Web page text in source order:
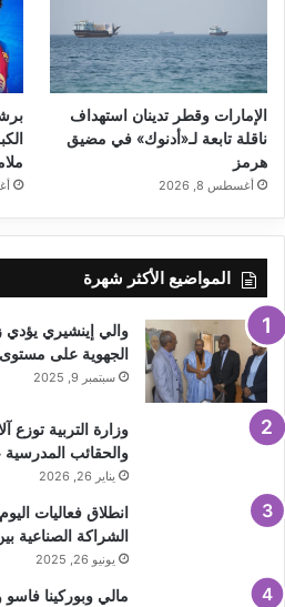
الإمارات وقطر تدينان استهداف
ناقلة تابعة لـ«أدنوك» في مضيق
هرمز
أغسطس 8, 2026
المواضيع الأكثر شهرة
والي إينشيري يؤدي
الجهوية على مستوى
سبتمبر 9, 2025
وزارة التربية توزع
والحقائب
يناير 26, 2026
انطلاق فعاليات
الشراكة الصناعية
يونيو 26, 2025
مالي وبوركينا